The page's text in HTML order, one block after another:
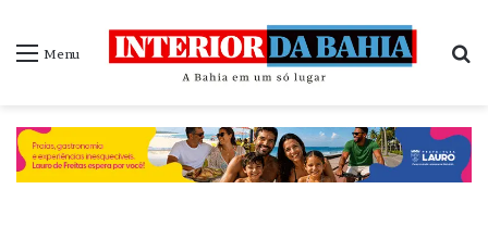
Menu